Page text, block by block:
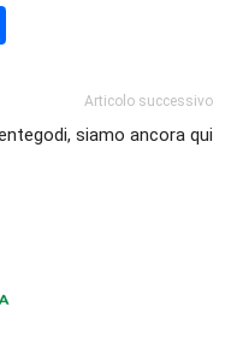
Articolo successivo
siamo ancora qui